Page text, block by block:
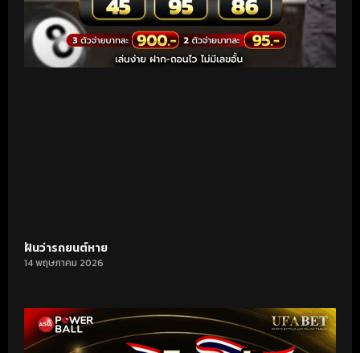
ฝันว่ารถยนต์หาย
14 พฤษภาคม 2026